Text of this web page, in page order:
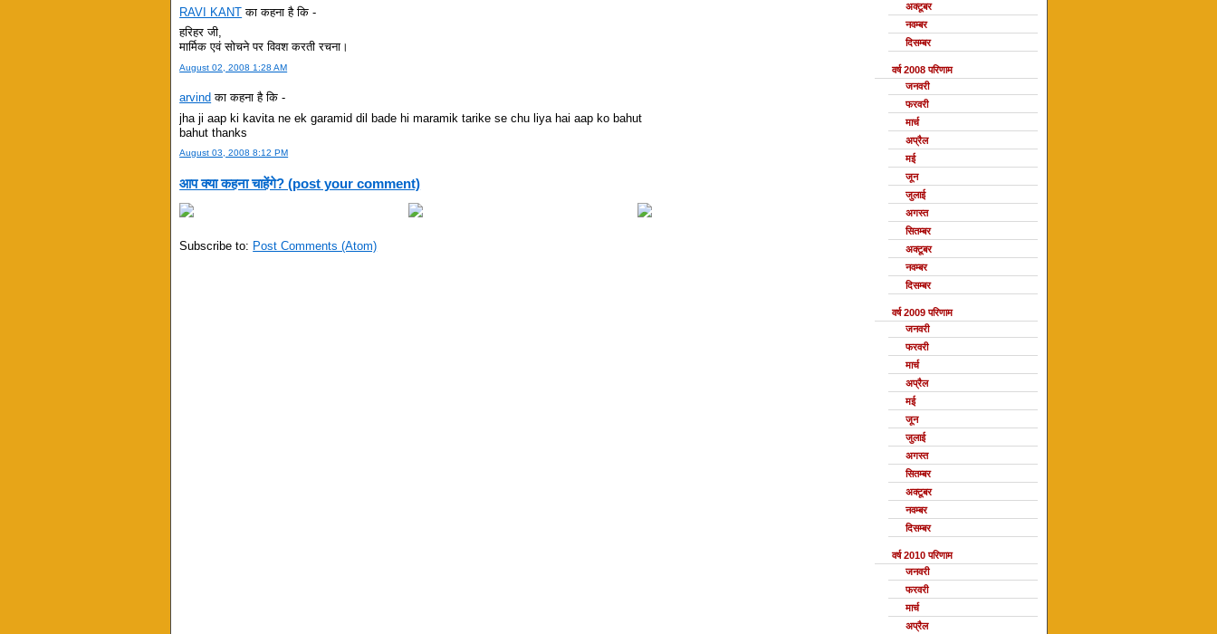
RAVI KANT का कहना है कि -
हरिहर जी,
मार्मिक एवं सोचने पर विवश करती रचना।
August 02, 2008 1:28 AM
arvind का कहना है कि -
jha ji aap ki kavita ne ek garamid dil bade hi maramik tarike se chu liya hai aap ko bahut
bahut thanks
August 03, 2008 8:12 PM
आप क्या कहना चाहेंगे? (post your comment)
Subscribe to: Post Comments (Atom)
अक्टूबर
नवम्बर
दिसम्बर
वर्ष 2008 परिणाम
जनवरी
फरवरी
मार्च
अप्रैल
मई
जून
जुलाई
अगस्त
सितम्बर
अक्टूबर
नवम्बर
दिसम्बर
वर्ष 2009 परिणाम
जनवरी
फरवरी
मार्च
अप्रैल
मई
जून
जुलाई
अगस्त
सितम्बर
अक्टूबर
नवम्बर
दिसम्बर
वर्ष 2010 परिणाम
जनवरी
फरवरी
मार्च
अप्रैल